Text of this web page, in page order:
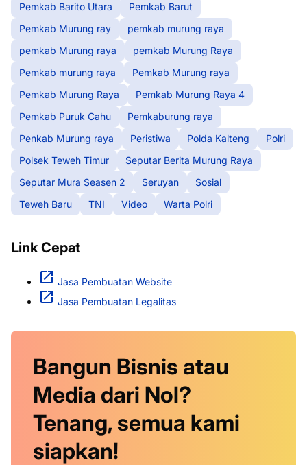
Pemkab Barito Utara
Pemkab Barut
Pemkab Murung ray
pemkab murung raya
pemkab Murung raya
pemkab Murung Raya
Pemkab murung raya
Pemkab Murung raya
Pemkab Murung Raya
Pemkab Murung Raya 4
Pemkab Puruk Cahu
Pemkaburung raya
Penkab Murung raya
Peristiwa Polda Kalteng
Polri
Polsek Teweh Timur
Seputar Berita Murung Raya
Seputar Mura Seasen 2
Seruyan
Sosial
Teweh Baru
TNI Video Warta Polri
Link Cepat
Jasa Pembuatan Website
Jasa Pembuatan Legalitas
Bangun Bisnis atau
Media dari Nol?
Tenang, semua kami
siapkan!